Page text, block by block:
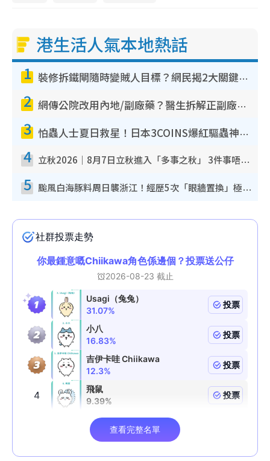
港生活人氣本地熱話
1 裝修拆鐵閘隨時變賊人目標？網民揭2大關鍵用途：裝新式等於白裝？附新舊鐵閘分別
2 網傳公院改用內地/副廠藥？醫生拆解正副廠分別 揭4類人換藥隨時出事
3 怕蟲人士夏日救星！日本3COINS爆紅驅蟲神器$45起 1招「全程免觸碰」輕鬆搞定小強
4 立秋2026｜8月7日立秋進入「多事之秋」 3件事唔做得！專家教6招開運 清枱頭／銀包納氣接好運
5 颱風白海豚料周日襲浙江！經歷5次「眼牆置換」極罕見 成登陸內地最長途颱風